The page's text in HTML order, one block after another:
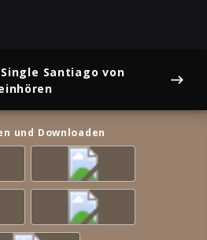
Santiago von
und Downloaden